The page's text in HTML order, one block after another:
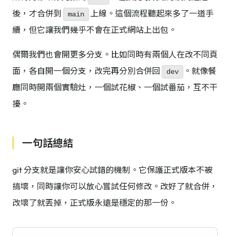
後，才合併到
main
上線。這個流程聽起來多了一道手
續，但它讓我們幾乎不會在正式網站上出包。
偶爾我們也會開更多分支。比如同時有兩個人在改不同頁
面，各自開一個分支，改完再分別合併回
dev
。就像餐
廳同時開兩個實驗灶，一個試花椒、一個試番茄，互不干
擾。
一句話總結
git 分支就是讓你安心試錯的機制。它保護正式版本不被
搞壞，同時讓你可以放心嘗試任何修改。改好了就合併，
改壞了就丟掉，正式版永遠是穩定的那一份。